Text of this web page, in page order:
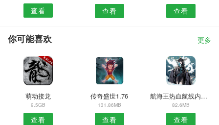
查看 查看 查看
你可能喜欢 更多
萌动接龙
9.5GB
查看
传奇盛世1.76
131.86MB
查看
航海王热血航线内测版
82.6MB
查看